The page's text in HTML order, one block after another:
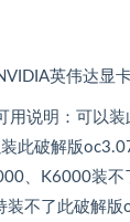
英伟达显卡
说明：可以
破解版
、K6000装不
不了此破解版